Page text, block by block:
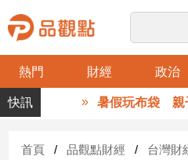
熱門 財經 政治
品
觀
財
暑假玩布袋 親子
首頁 品觀點財經 台灣財